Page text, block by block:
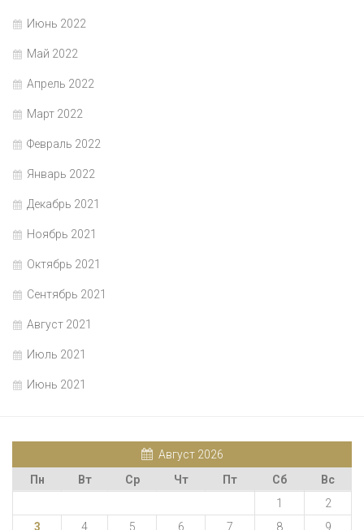
Июнь 2022
Май 2022
Апрель 2022
Март 2022
Февраль 2022
Январь 2022
Декабрь 2021
Ноябрь 2021
Октябрь 2021
Сентябрь 2021
Август 2021
Июль 2021
Июнь 2021
Август 2026
Пн
Вт Ср Чт Пт Сб
Вс
1
2
3
4 5 6 7 8 9